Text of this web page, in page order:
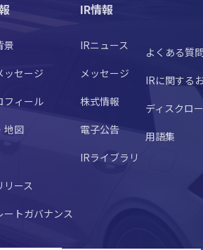
景
ッセージ
フィール
地図
リース
ートガバナンス
IR情報
IRニュース
メッセージ
株式情報
電子公告
IRライブラリ
よくある質
IRに関する
ディスクロ
用語集